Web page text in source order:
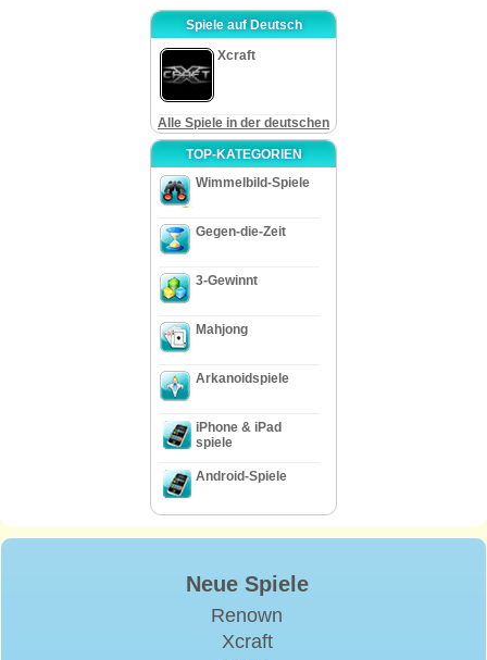
Spiele auf Deutsch
Xcraft
Alle Spiele in der deutschen
TOP-KATEGORIEN
Wimmelbild-Spiele
Gegen-die-Zeit
3-Gewinnt
Mahjong
Arkanoidspiele
iPhone & iPad
spiele
Android-Spiele
Neue Spiele
Renown
Xcraft